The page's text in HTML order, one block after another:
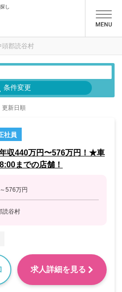
し
頭郡読谷村
条件変更
更新日順
社員
収440万円〜576万円！★車
までの店舗！
576万円
読谷村
求人詳細を見る